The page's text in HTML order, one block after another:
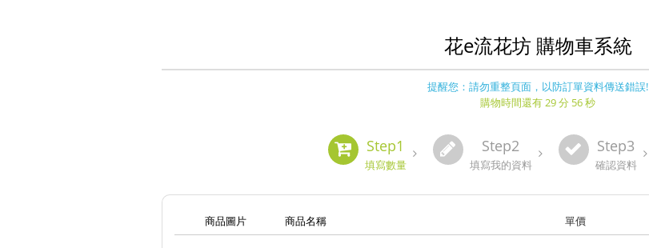
花e流花坊 購物車系統
提醒您：請勿重整頁面，以防訂單資料傳送錯誤!
購物時間還有 29 分 55 秒
Step1
填寫數量
Step2
填寫我的資料
Step3
確認資料
商品圖片 商品名稱 單價